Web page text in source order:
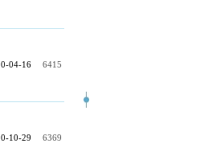
04-16 6415
10-29 6369